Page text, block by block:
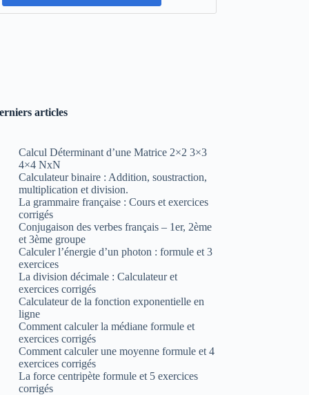
articles
Calcul Déterminant d’une Matrice 2×2 3×3
4×4 NxN
Calculateur binaire : Addition, soustraction,
multiplication et division.
La grammaire française : Cours et exercices
corrigés
Conjugaison des verbes français – 1er, 2ème
et 3ème groupe
Calculer l’énergie d’un photon : formule et 3
exercices
La division décimale : Calculateur et
exercices corrigés
Calculateur de la fonction exponentielle en
ligne
Comment calculer la médiane formule et
exercices corrigés
Comment calculer une moyenne formule et 4
exercices corrigés
La force centripète formule et 5 exercices
corrigés